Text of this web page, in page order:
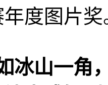
度图片奖
冰山一角